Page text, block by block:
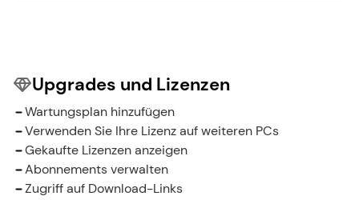
Upgrades und Lizenzen
Wartungsplan hinzufügen
Verwenden Sie Ihre Lizenz auf weiteren PCs
Gekaufte Lizenzen anzeigen
Abonnements verwalten
Zugriff auf Download-Links